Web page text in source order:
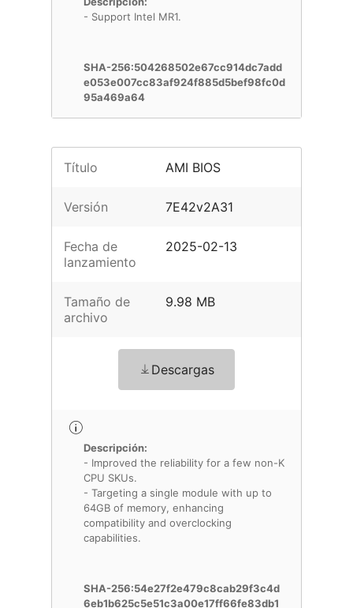
- Support Intel MR1.
SHA-256:504268502e67cc914dc7add
e053e007cc83af924f885d5bef98fc0d
95a469a64
Título AMI BIOS
Versión 7E42v2A31
Fecha de
lanzamiento
2025-02-13
Tamaño de
archivo
9.98 MB
Descargas
Descripción:
- Improved the reliability for a few non-K
CPU SKUs.
- Targeting a single module with up to
64GB of memory, enhancing
compatibility and overclocking
capabilities.
SHA-256:54e27f2e479c8cab29f3c4d
6eb1b625c5e51c3a00e17ff66fe83db1